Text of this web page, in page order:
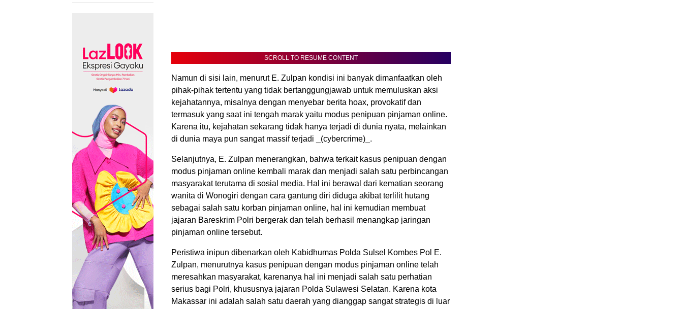
SCROLL TO RESUME CONTENT
Namun di sisi lain, menurut E. Zulpan kondisi ini banyak dimanfaatkan oleh
pihak-pihak tertentu yang tidak bertanggungjawab untuk memuluskan aksi
kejahatannya, misalnya dengan menyebar berita hoax, provokatif dan
termasuk yang saat ini tengah marak yaitu modus penipuan pinjaman online.
Karena itu, kejahatan sekarang tidak hanya terjadi di dunia nyata, melainkan
di dunia maya pun sangat massif terjadi _(cybercrime)_.
Selanjutnya, E. Zulpan menerangkan, bahwa terkait kasus penipuan dengan
modus pinjaman online kembali marak dan menjadi salah satu perbincangan
masyarakat terutama di sosial media. Hal ini berawal dari kematian seorang
wanita di Wonogiri dengan cara gantung diri diduga akibat terlilit hutang
sebagai salah satu korban pinjaman online, hal ini kemudian membuat
jajaran Bareskrim Polri bergerak dan telah berhasil menangkap jaringan
pinjaman online tersebut.
Peristiwa inipun dibenarkan oleh Kabidhumas Polda Sulsel Kombes Pol E.
Zulpan, menurutnya kasus penipuan dengan modus pinjaman online telah
meresahkan masyarakat, karenanya hal ini menjadi salah satu perhatian
serius bagi Polri, khususnya jajaran Polda Sulawesi Selatan. Karena kota
Makassar ini adalah salah satu daerah yang dianggap sangat strategis di luar